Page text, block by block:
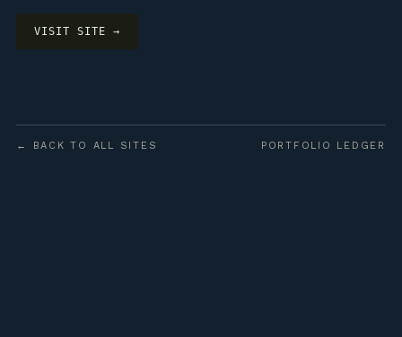
VISIT SITE →
← BACK TO ALL SITES PORTFOLIO LEDGER